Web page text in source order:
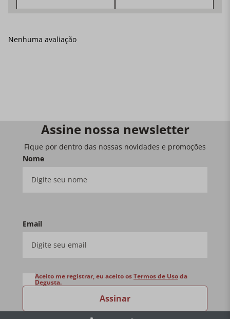
Nenhuma avaliação
Assine nossa newsletter
Fique por dentro das nossas novidades e promoções
Nome
Email
Assinar
Aceito me registrar, eu aceito osTermos de Usoda
Degusta.